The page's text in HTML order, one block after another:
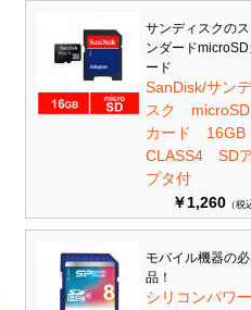
サンディスクの
ンダード
ード
SanDisk/サン
スク
カード
CLASS4 SD
プタ付
￥1,260 （税
モバイル機器の
品！
シリコンパ